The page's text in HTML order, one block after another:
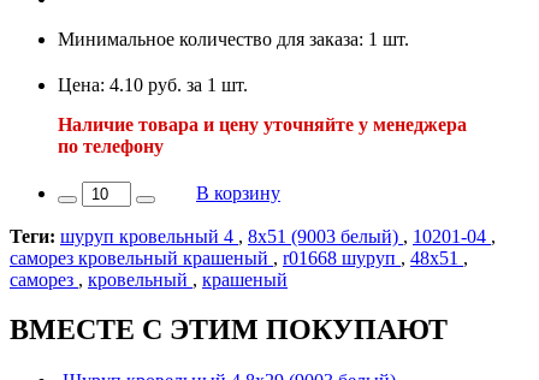
Минимальное количество для заказа: 1 шт.
Цена: 4.10 руб. за 1 шт.
Наличие товара и цену уточняйте у менеджера
по телефону
В корзину
Теги: шуруп кровельный 4 , 8х51 (9003 белый) , 10201-04 ,
саморез кровельный крашеный , r01668 шуруп , 48х51 ,
саморез , кровельный , крашеный
ВМЕСТЕ С ЭТИМ ПОКУПАЮТ